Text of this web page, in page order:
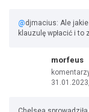
@djmacius: Ale jakie
klauzulę wpłacić i to
morfeus